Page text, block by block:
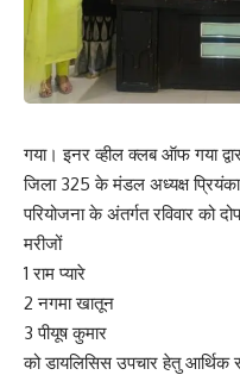
गया। इनर व्हील क्लब ऑफ गया
जिला 325 के मंडल अध्यक्ष प्रियंका
परियोजना के अंतर्गत रविवार को
मरीजों
1 राम प्यारे
2 नगमा खातून
3 पीयूष कुमार
को डायलिसिस उपचार हेतु आर्थिक